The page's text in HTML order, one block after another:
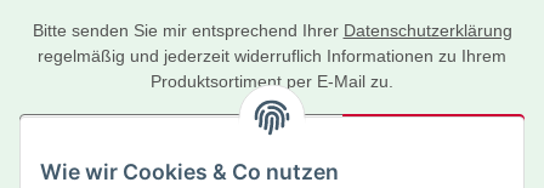
Wie wir Cookies & Co nutzen
Bitte senden Sie mir entsprechend Ihrer Datenschutzerklärung
regelmäßig und jederzeit widerruflich Informationen zu Ihrem
Produktsortiment per E-Mail zu.
Newsletter Abonnieren